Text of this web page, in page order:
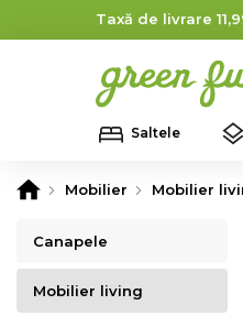
Taxă de livrare
Saltele
Mobilier Mobilier
Canapele
Mobilier living